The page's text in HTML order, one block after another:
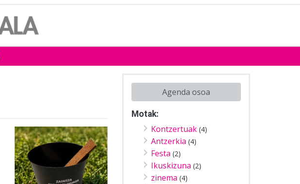
Agenda osoa
Motak:
Kontzertuak (4)
Antzerkia (4)
Festa (2)
Ikuskizuna (2)
zinema (4)